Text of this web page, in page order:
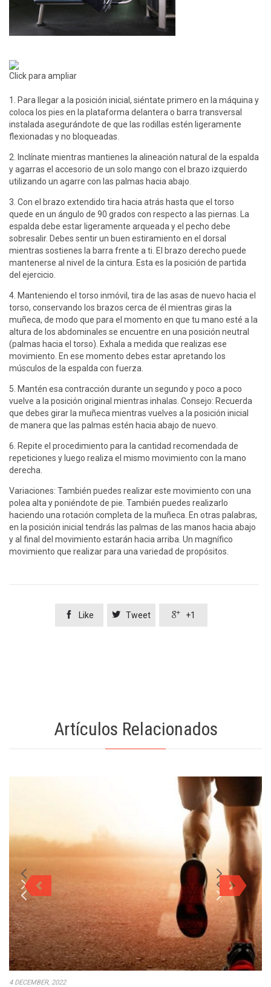
Click para ampliar
1. Para llegar a la posición inicial, siéntate primero en la máquina y
coloca los pies en la plataforma delantera o barra transversal
instalada asegurándote de que las rodillas estén ligeramente
flexionadas y no bloqueadas.
2. Inclínate mientras mantienes la alineación natural de la espalda
y agarras el accesorio de un solo mango con el brazo izquierdo
utilizando un agarre con las palmas hacia abajo.
3. Con el brazo extendido tira hacia atrás hasta que el torso
quede en un ángulo de 90 grados con respecto a las piernas. La
espalda debe estar ligeramente arqueada y el pecho debe
sobresalir. Debes sentir un buen estiramiento en el dorsal
mientras sostienes la barra frente a ti. El brazo derecho puede
mantenerse al nivel de la cintura. Esta es la posición de partida
del ejercicio.
4. Manteniendo el torso inmóvil, tira de las asas de nuevo hacia el
torso, conservando los brazos cerca de él mientras giras la
muñeca, de modo que para el momento en que tu mano esté a la
altura de los abdominales se encuentre en una posición neutral
(palmas hacia el torso). Exhala a medida que realizas ese
movimiento. En ese momento debes estar apretando los
músculos de la espalda con fuerza.
5. Mantén esa contracción durante un segundo y poco a poco
vuelve a la posición original mientras inhalas. Consejo: Recuerda
que debes girar la muñeca mientras vuelves a la posición inicial
de manera que las palmas estén hacia abajo de nuevo.
6. Repite el procedimiento para la cantidad recomendada de
repeticiones y luego realiza el mismo movimiento con la mano
derecha.
Variaciones: También puedes realizar este movimiento con una
polea alta y poniéndote de pie. También puedes realizarlo
haciendo una rotación completa de la muñeca. En otras palabras,
en la posición inicial tendrás las palmas de las manos hacia abajo
y al final del movimiento estarán hacia arriba. Un magnífico
movimiento que realizar para una variedad de propósitos.
 Like  Tweet  +1
Artículos Relacionados
4 DECEMBER, 2022